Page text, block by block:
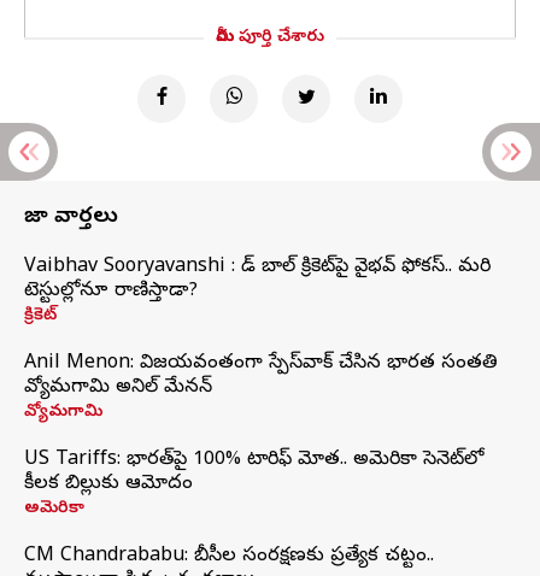
మీరు పూర్తి చేశారు
తాజా వార్తలు
Vaibhav Sooryavanshi : రెడ్ బాల్ క్రికెట్‌పై వైభవ్ ఫోకస్.. మరి
టెస్టుల్లోనూ రాణిస్తాడా?
క్రికెట్
Anil Menon: విజయవంతంగా స్పేస్‌వాక్‌ చేసిన భారత సంతతి
వ్యోమగామి అనిల్‌ మేనన్
వ్యోమగామి
US Tariffs: భారత్‌పై 100% టారిఫ్‌ మోత.. అమెరికా సెనెట్‌లో
కీలక బిల్లుకు ఆమోదం
అమెరికా
CM Chandrababu: బీసీల సంరక్షణకు ప్రత్యేక చట్టం..